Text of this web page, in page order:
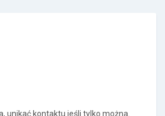
unikać kontaktu jeśli tylko można.